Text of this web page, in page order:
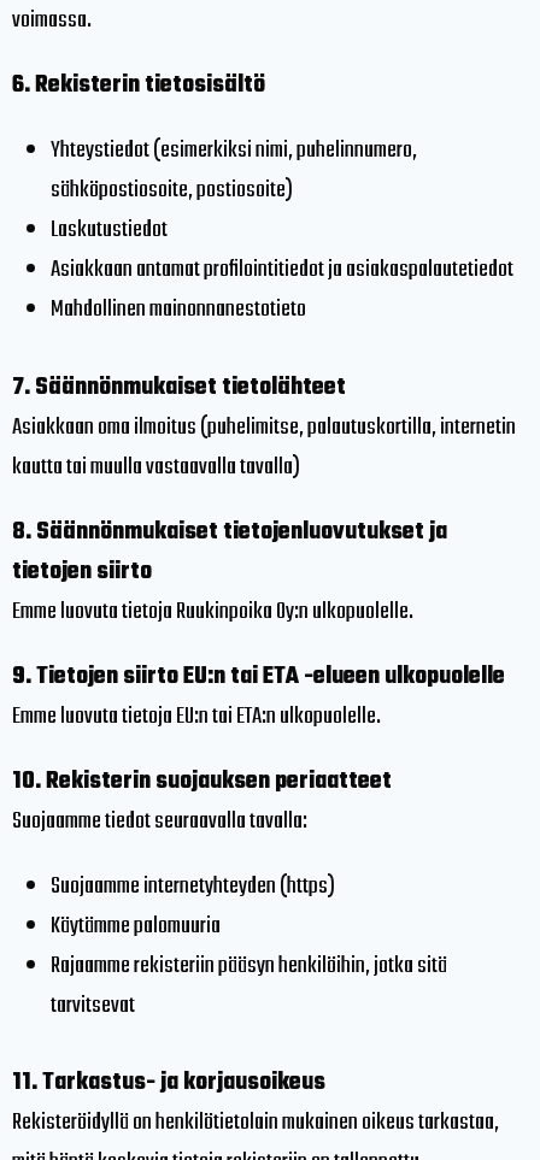
voimassa.
6.Rekisterin tietosisältö
Yhteystiedot (esimerkiksi nimi, puhelinnumero,
sähköpostiosoite, postiosoite)
Laskutustiedot
Asiakkaan antamat profilointitiedot ja asiakaspalautetiedot
Mahdollinen mainonnanestotieto
7. Säännönmukaiset tietolähteet
Asiakkaan oma ilmoitus (puhelimitse, palautuskortilla, internetin
kautta tai muulla vastaavalla tavalla)
8.Säännönmukaiset tietojenluovutukset ja
tietojen siirto
Emme luovuta tietoja Ruukinpoika Oy:n ulkopuolelle.
9. Tietojen siirto EU:n tai ETA -elueen ulkopuolelle
Emme luovuta tietoja EU:n tai ETA:n ulkopuolelle.
10. Rekisterin suojauksen periaatteet
Suojaamme tiedot seuraavalla tavalla:
Suojaamme internetyhteyden (https)
Käytämme palomuuria
Rajaamme rekisteriin pääsyn henkilöihin, jotka sitä
tarvitsevat
11. Tarkastus- ja korjausoikeus
Rekisteröidyllä on henkilötietolain mukainen oikeus tarkastaa,